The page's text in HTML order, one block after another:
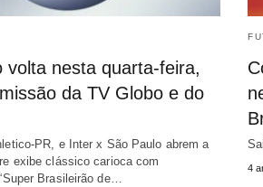
volta nesta quarta-feira,
da TV Globo e do
PR, e Inter x São Paulo abrem a
exibe clássico carioca com
Brasileirão de…
4